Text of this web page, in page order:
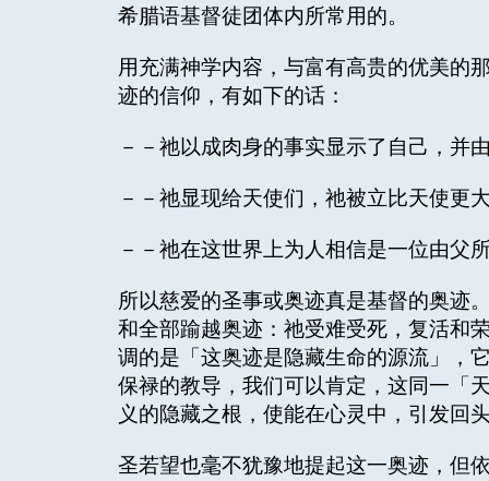
希腊语基督徒团体内所常用的。
用充满神学内容，与富有高贵的优美的
迹的信仰，有如下的话：
－－祂以成肉身的事实显示了自己，并
－－祂显现给天使们，祂被立比天使更
－－祂在这世界上为人相信是一位由父
所以慈爱的圣事或奥迹真是基督的奥迹
和全部踰越奥迹：祂受难受死，复活和
调的是「这奥迹是隐藏生命的源流」，
保禄的教导，我们可以肯定，这同一「
义的隐藏之根，使能在心灵中，引发回
圣若望也毫不犹豫地提起这一奥迹，但